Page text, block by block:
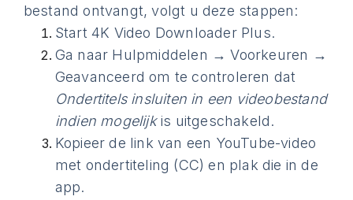
bestand ontvangt, volgt u deze stappen:
Start 4K Video Downloader Plus.
Ga naar Hulpmiddelen → Voorkeuren →
Geavanceerd om te controleren dat
Ondertitels insluiten in een videobestand
indien mogelijkis uitgeschakeld.
Kopieer de link van een YouTube-video
met ondertiteling (CC) en plak die in de
app.